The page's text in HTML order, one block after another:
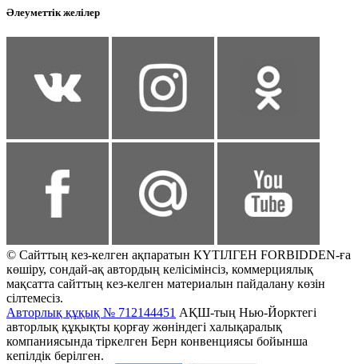
Әлеуметтік желілер
© Сайттың кез-келген ақпаратын КҮТІЛГЕН FORBIDDEN-ға
көшіру, сондай-ақ автордың келісімінсіз, коммерциялық
мақсатта сайттың кез-келген материалын пайдалану көзін
сілтемесіз.
Авторлық құқық № 712144451 АҚШ-тың Нью-Йорктегі
авторлық құқықты қорғау жөніндегі халықаралық
компаниясында тіркелген Берн конвенциясы бойынша
кепілдік берілген.